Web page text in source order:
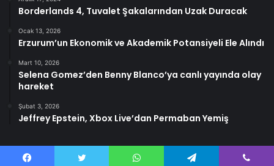
Borderlands 4, Tuvalet Şakalarından Uzak Duracak
Ocak 13, 2026
Erzurum’un Ekonomik ve Akademik Potansiyeli Ele Alındı
Mart 10, 2026
Selena Gomez’den Benny Blanco’ya canlı yayında olay
hareket
Şubat 3, 2026
Jeffrey Epstein, Xbox Live’dan Permaban Yemiş